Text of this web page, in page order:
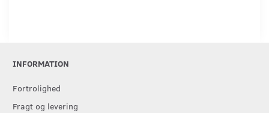
INFORMATION
Fortrolighed
Fragt og levering